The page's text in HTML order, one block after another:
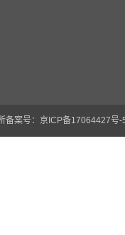
备案号：京ICP备17064427号-